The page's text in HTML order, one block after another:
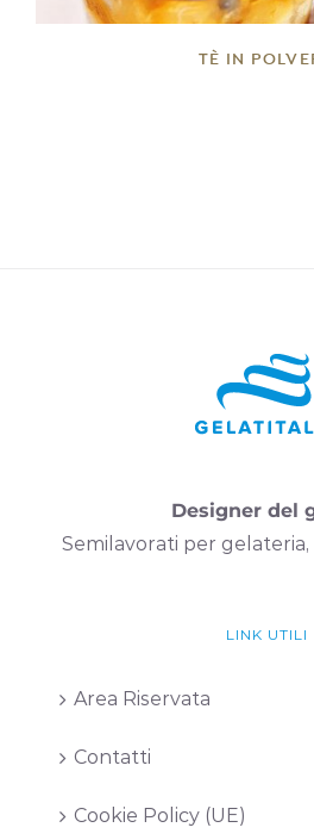
TÈ IN
Designer del
Semilavorati per gelateria,
LINK UTILI
Area Riservata
Contatti
Cookie Policy (UE)